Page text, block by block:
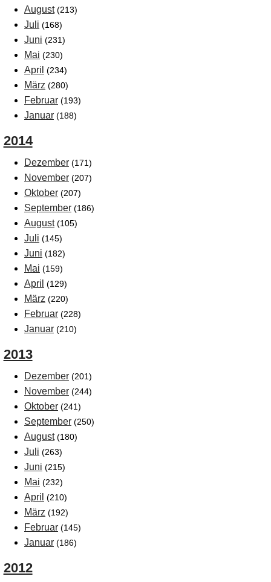
August (213)
Juli (168)
Juni (231)
Mai (230)
April (234)
März (280)
Februar (193)
Januar (188)
2014
Dezember (171)
November (207)
Oktober (207)
September (186)
August (105)
Juli (145)
Juni (182)
Mai (159)
April (129)
März (220)
Februar (228)
Januar (210)
2013
Dezember (201)
November (244)
Oktober (241)
September (250)
August (180)
Juli (263)
Juni (215)
Mai (232)
April (210)
März (192)
Februar (145)
Januar (186)
2012